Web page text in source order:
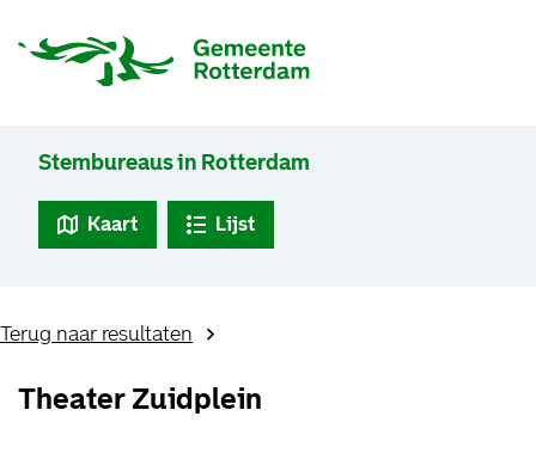
Stembureaus in Rotterdam
Kaart Lijst
Terug naar resultaten
Theater Zuidplein